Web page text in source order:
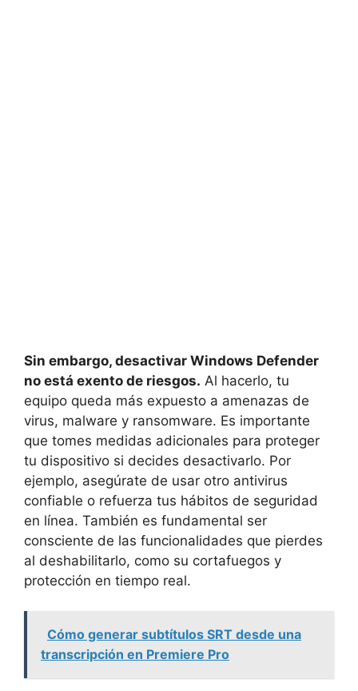
Sin embargo, desactivar Windows Defender
no está exento de riesgos. Al hacerlo, tu
equipo queda más expuesto a amenazas de
virus, malware y ransomware. Es importante
que tomes medidas adicionales para proteger
tu dispositivo si decides desactivarlo. Por
ejemplo, asegúrate de usar otro antivirus
confiable o refuerza tus hábitos de seguridad
en línea. También es fundamental ser
consciente de las funcionalidades que pierdes
al deshabilitarlo, como su cortafuegos y
protección en tiempo real.
Cómo generar subtítulos SRT desde una
transcripción en Premiere Pro